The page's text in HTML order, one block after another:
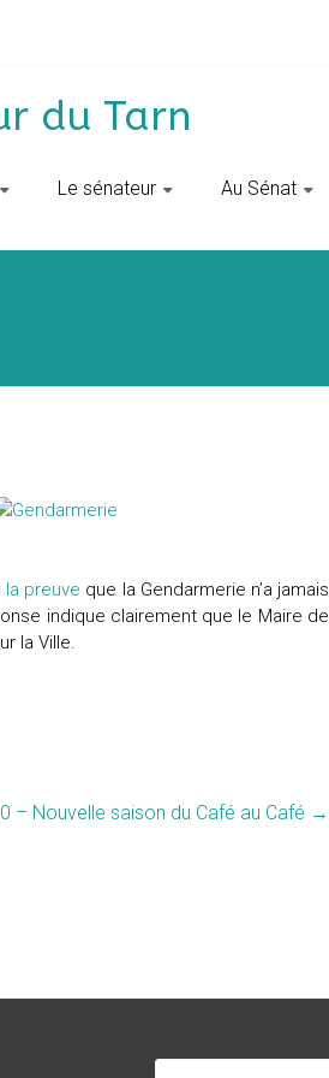
du Tarn
Le sénateur Au Sénat
preuve que la Gendarmerie n’a jamais
indique clairement que le Maire de
la Ville.
– Nouvelle saison du Café au Café →